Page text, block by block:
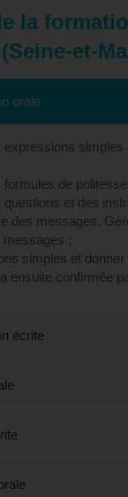
la
et-
orale
expressions simples
formules de
questions et des
des messages.
messages ;
simples et
ensuite confirmée
écrite